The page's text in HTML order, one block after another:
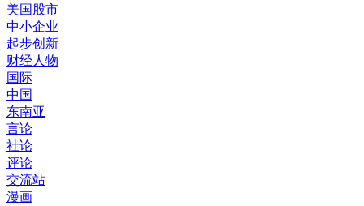
美国股市
中小企业
起步创新
财经人物
国际
中国
东南亚
言论
社论
评论
交流站
漫画